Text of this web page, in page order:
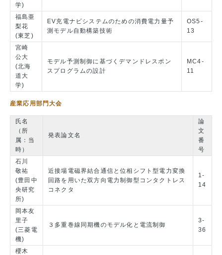
学)
福島亜
梨花
(東芝)
EV充電ナビシステムのための消費電力量予
測モデル自動構築技術
OS5-
13
宮崎
公大
(北海
道大
学)
モデル予測制御に基づくデマンドレスポン
スプログラムの設計
MC4-
11
産業応用部門大会
氏名
（所
属：当
時）
発表論文名
論
文
番
号
石川
敬祐
(豊田中
央研究
所)
近接場電磁界結合通信と位相シフト型電力変換
回路を用いた双方向電力制御型コンタクトレス
コネクタ
1-
14
岡本友
里子
(三菱電
機)
３多重巻線同期機のモデル化と電流制御
3-
36
櫻木